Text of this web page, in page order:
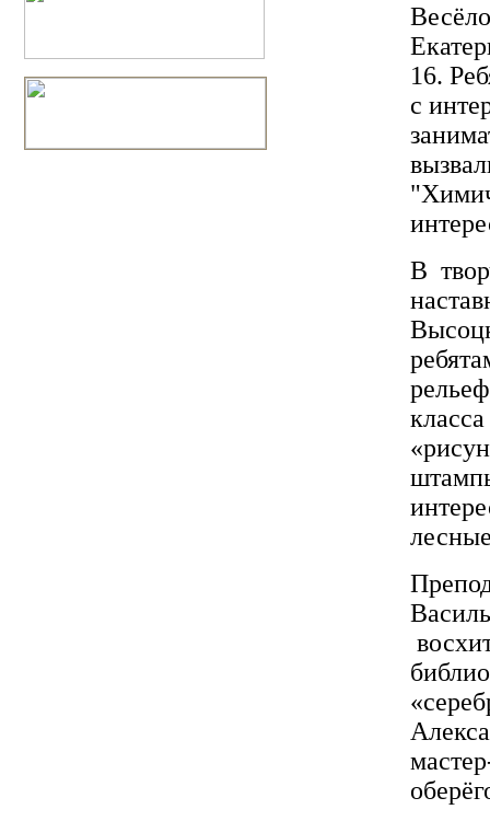
16.
с
В